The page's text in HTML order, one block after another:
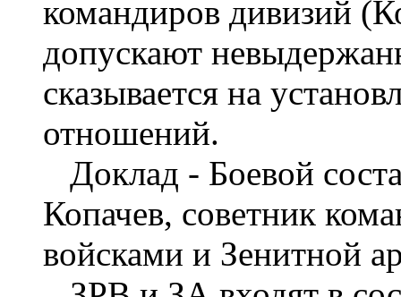
командиров дивизий
допускают
сказывается на
отношений.
Доклад - Боевой
Копачев, советник
войсками и Зенитной